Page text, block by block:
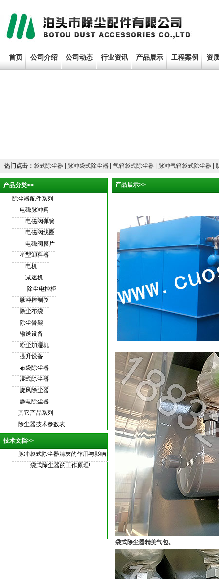
首页 公司介绍 公司动态 行业资讯 产品展示 工程案例 资
热门点击： 袋式除尘器 | 脉冲袋式除尘器 | 气箱袋式除尘器 | 脉冲气箱袋式除尘器 |
产品分类>>
除尘器配件系列
电磁脉冲阀
电磁阀弹簧
电磁阀线圈
电磁阀膜片
星型卸料器
电机
减速机
除尘电控柜
脉冲控制仪
除尘布袋
除尘骨架
输送设备
粉尘加湿机
提升设备
布袋除尘器
湿式除尘器
旋风除尘器
静电除尘器
其它产品系列
除尘器技术参数表
技术文档>>
脉冲袋式除尘器清灰的作用与影响!
袋式除尘器的工作原理!
产品展示>>
袋式除尘器精美气包。